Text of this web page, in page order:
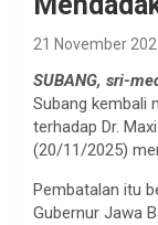
21 November
SUBANG, sri-
Subang kembali
terhadap Dr.
(20/11/2025)
Pembatalan itu
Gubernur Jawa